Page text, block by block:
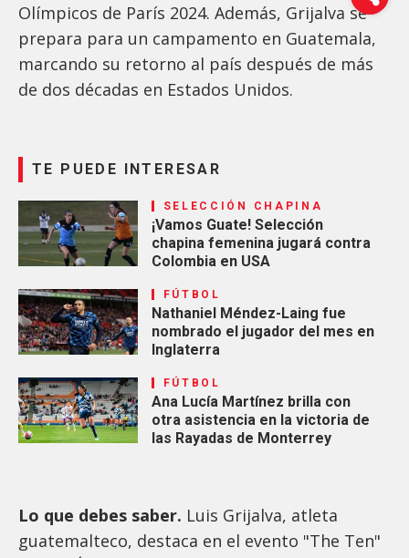
Olímpicos de París 2024. Además, Grijalva se
prepara para un campamento en Guatemala,
marcando su retorno al país después de más
de dos décadas en Estados Unidos.
TE PUEDE INTERESAR
SELECCIÓN CHAPINA
¡Vamos Guate! Selección
chapina femenina jugará contra
Colombia en USA
FÚTBOL
Nathaniel Méndez-Laing fue
nombrado el jugador del mes en
Inglaterra
FÚTBOL
Ana Lucía Martínez brilla con
otra asistencia en la victoria de
las Rayadas de Monterrey
Lo que debes saber. Luis Grijalva, atleta
guatemalteco, destaca en el evento "The Ten"